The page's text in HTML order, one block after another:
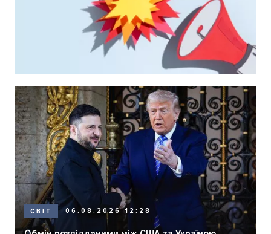
СВІТ 06.08.2026 12:28